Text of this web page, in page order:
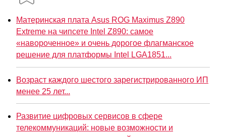
Материнская плата Asus ROG Maximus Z890
Extreme на чипсете Intel Z890: самое
«навороченное» и очень дорогое флагманское
решение для платформы Intel LGA1851...
Возраст каждого шестого зарегистрированного ИП
менее 25 лет...
Развитие цифровых сервисов в сфере
телекоммуникаций: новые возможности и